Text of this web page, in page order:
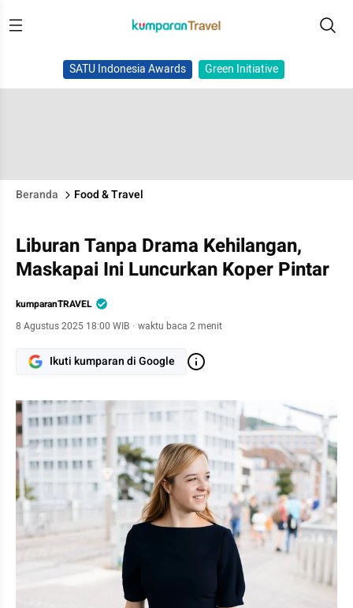
SATU Indonesia Awards Green Initiative
Beranda Food & Travel
Liburan Tanpa Drama Kehilangan,
Maskapai Ini Luncurkan Koper Pintar
kumparanTRAVEL
8 Agustus 2025 18:00 WIB · waktu baca 2 menit
Ikuti kumparan di Google